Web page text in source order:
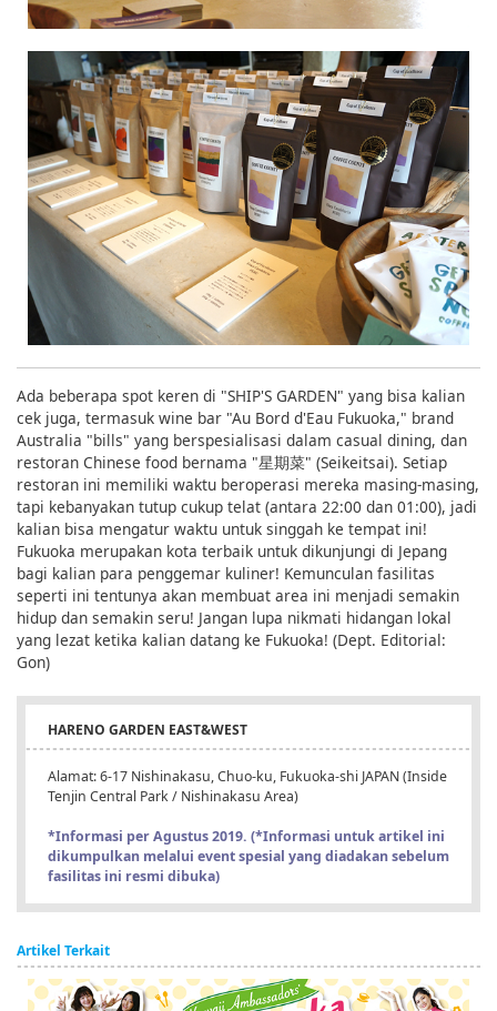
Ada beberapa spot keren di "SHIP'S GARDEN" yang bisa kalian
cek juga, termasuk wine bar "Au Bord d'Eau Fukuoka," brand
Australia "bills" yang berspesialisasi dalam casual dining, dan
restoran Chinese food bernama "星期菜" (Seikeitsai). Setiap
restoran ini memiliki waktu beroperasi mereka masing-masing,
tapi kebanyakan tutup cukup telat (antara 22:00 dan 01:00), jadi
kalian bisa mengatur waktu untuk singgah ke tempat ini!
Fukuoka merupakan kota terbaik untuk dikunjungi di Jepang
bagi kalian para penggemar kuliner! Kemunculan fasilitas
seperti ini tentunya akan membuat area ini menjadi semakin
hidup dan semakin seru! Jangan lupa nikmati hidangan lokal
yang lezat ketika kalian datang ke Fukuoka! (Dept. Editorial:
Gon)
HARENO GARDEN EAST&WEST
Alamat: 6-17 Nishinakasu, Chuo-ku, Fukuoka-shi JAPAN (Inside
Tenjin Central Park / Nishinakasu Area)
*Informasi per Agustus 2019. (*Informasi untuk artikel ini
dikumpulkan melalui event spesial yang diadakan sebelum
fasilitas ini resmi dibuka)
Artikel Terkait